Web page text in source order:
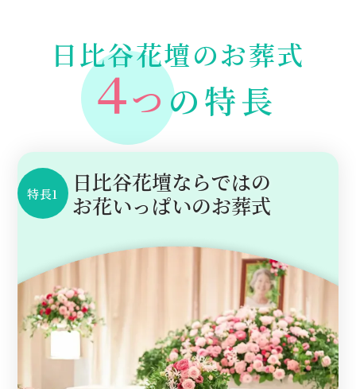
日比谷花壇のお葬式
４つ の特長
特長1
日比谷花壇ならではの
お花いっぱいのお葬式